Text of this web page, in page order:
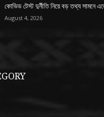
কোভিড টেস্ট দুর্নীতি নিয়ে বড় তথ্য সামনে
August 4, 2026